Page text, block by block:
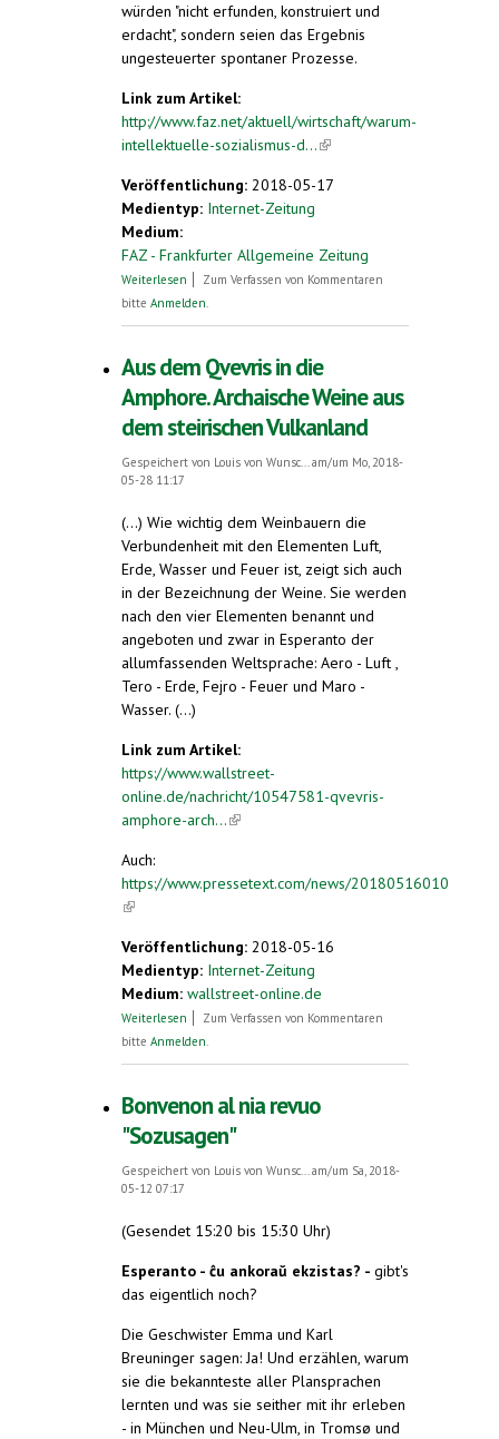
würden "nicht erfunden, konstruiert und
erdacht", sondern seien das Ergebnis
ungesteuerter spontaner Prozesse.
Link zum Artikel:
http://www.faz.net/aktuell/wirtschaft/warum-
intellektuelle-sozialismus-d...(link is
Veröffentlichung: 2018-05-17
Medientyp: Internet-Zeitung
Medium:
FAZ - Frankfurter Allgemeine Zeitung
Weiterlesen über Systemkritik. Warum Intellektuelle
Zum Verfassen von Kommentaren
bitte Anmelden.
Aus dem Qvevris in die
Amphore. Archaische Weine aus
dem steirischen Vulkanland
Gespeichert von Louis von Wunsc...am/um Mo, 2018-
05-28 11:17
(...) Wie wichtig dem Weinbauern die
Verbundenheit mit den Elementen Luft,
Erde, Wasser und Feuer ist, zeigt sich auch
in der Bezeichnung der Weine. Sie werden
nach den vier Elementen benannt und
angeboten und zwar in Esperanto der
allumfassenden Weltsprache: Aero - Luft ,
Tero - Erde, Fejro - Feuer und Maro -
Wasser. (...)
Link zum Artikel:
https://www.wallstreet-
online.de/nachricht/10547581-qvevris-
amphore-arch...(link is external)
Auch:
https://www.pressetext.com/news/20180516010
(link is external)
Veröffentlichung: 2018-05-16
Medientyp: Internet-Zeitung
Medium: wallstreet-online.de
Weiterlesen über Aus dem Qvevris in die Amphore.
Vulkanland
Zum Verfassen von Kommentaren
bitte Anmelden.
Bonvenon al nia revuo
"Sozusagen"
Gespeichert von Louis von Wunsc...
am/um Sa, 2018-
05-12 07:17
(Gesendet 15:20 bis 15:30 Uhr)
Esperanto - ĉu ankoraŭ ekzistas? - gibt's
das eigentlich noch?
Die Geschwister Emma und Karl
Breuninger sagen: Ja! Und erzählen, warum
sie die bekannteste aller Plansprachen
lernten und was sie seither mit ihr erleben
- in München und Neu-Ulm, in Tromsø und